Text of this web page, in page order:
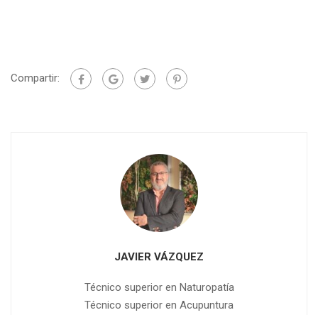
Compartir:
JAVIER VÁZQUEZ
Técnico superior en Naturopatía
Técnico superior en Acupuntura